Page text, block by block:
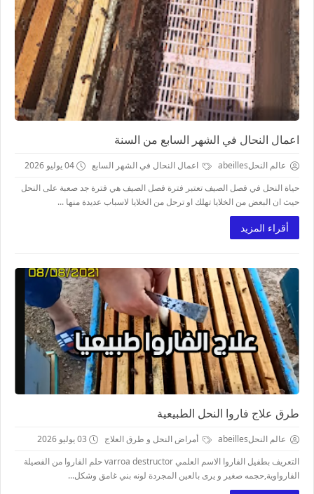
اعمال النحال في الشهر السابع من السنة
عالم النحلabeilles اعمال النحال في الشهر السابع
04 يوليو 2026
حياة النحل في فصل الصيف تعتبر فترة فصل الصيف هي فترة جد صعبة على النحل
حيث ان البعض من الخلايا تهلك او ترحل من الخلايا لاسباب عديدة منها ...
أقراء المزيد
طرق علاج فاروا النحل الطبيعية
عالم النحلabeilles أمراض النحل و طرق العلاج
03 يوليو 2026
التعريف بطفيل الفاروا الاسم العلمي varroa destructor حلم الفاروا من الفصيلة
الفارواوية,حجمه صغير و يرى بالعين المجردة لونه بني غامق وشكل...